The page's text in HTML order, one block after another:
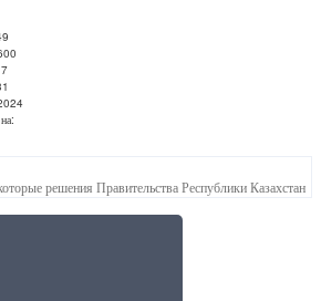
решения Правительства Республики Казахстан